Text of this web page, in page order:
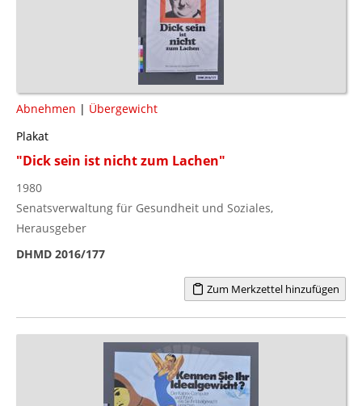
Abnehmen | Übergewicht
Plakat
"Dick sein ist nicht zum Lachen"
1980
Senatsverwaltung für Gesundheit und Soziales,
Herausgeber
DHMD 2016/177
Zum Merkzettel hinzufügen